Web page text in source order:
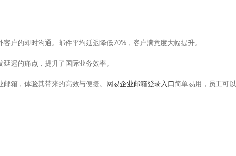
户的即时沟通。邮件平均延迟降低70%，客户满意度大幅提升。
迟的痛点，提升了国际业务效率。
箱，体验其带来的高效与便捷。 网易企业邮箱登录入口 简单易用，员工可以